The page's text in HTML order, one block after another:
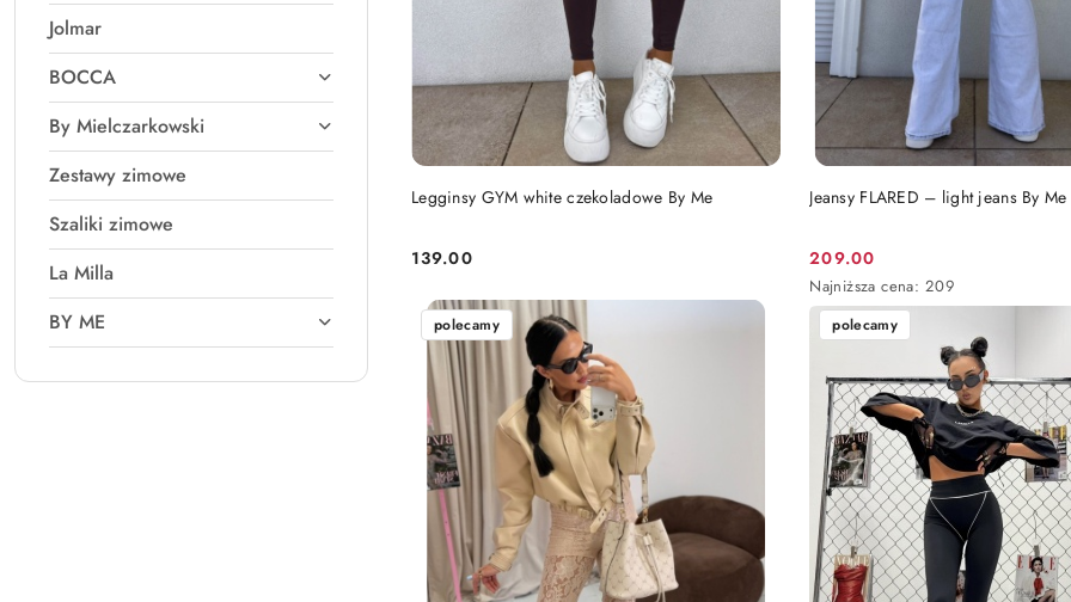
Jolmar
BOCCA
By Mielczarkowski
Zestawy zimowe
Szaliki zimowe
La Milla
BY ME
Legginsy GYM white czekoladowe By Me
Cena:
139.00
DO KOSZYKA Jeansy FLARED – light jeans By Me
Cena
promocyjna:
209.00
Najniższa
cena
dni
przed
obniżką
Najniższa cena: 209
DO KOSZYKA
polecamy polecamy